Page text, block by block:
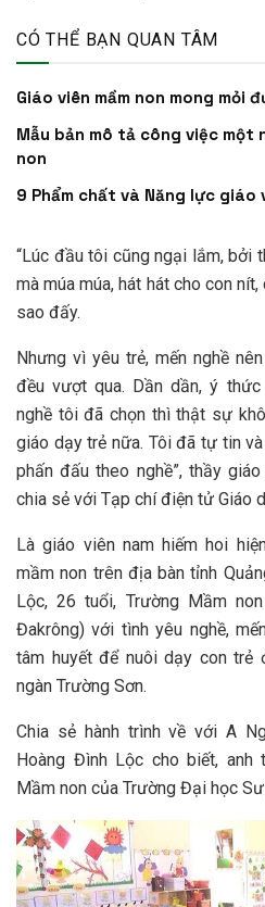
CÓ THỂ BẠN QUAN TÂM
Giáo viên mầm non mong mỏi
Mẫu bản mô tả công việc một
non
9 Phẩm chất và Năng lực giáo
“Lúc đầu tôi cũng ngại lắm, bởi
mà múa múa, hát hát cho con
sao đấy.
Nhưng vì yêu trẻ, mến nghề
đều vượt qua. Dần dần, ý
nghề tôi đã chọn thì thật sự
giáo dạy trẻ nữa. Tôi đã tự tin
phấn đấu theo nghề”, thầy
chia sẻ với Tạp chí điện tử Giáo
Là giáo viên nam hiếm hoi
mầm non trên địa bàn tỉnh
Lộc, 26 tuổi, Trường Mầm
Đakrông) với tình yêu nghề,
tâm huyết để nuôi dạy con trẻ
ngàn Trường Sơn.
Chia sẻ hành trình về với A
Hoàng Đình Lộc cho biết, anh
Mầm non của Trường Đại học